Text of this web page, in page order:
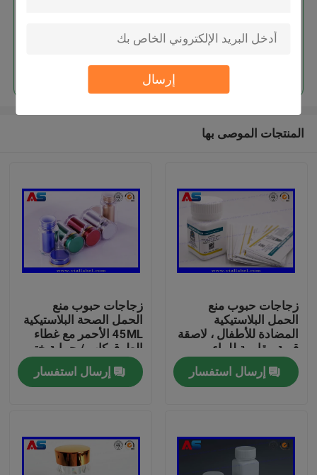
إرسال
بيت
استمر
المنتجات الموصى بها
زجاجات حبوب منع
الحمل البلاستيكية
المضادة للأطفال ، لاصقة
قوية مقاومة للماء
للأقراص الشفوية
إرسال استفسار
زجاجات حبوب منع
الحمل الصحة البلاستيكية
45ML الأحمر مع غطاء
الطوق كاب / حماية ختم
الحساسة
إرسال استفسار